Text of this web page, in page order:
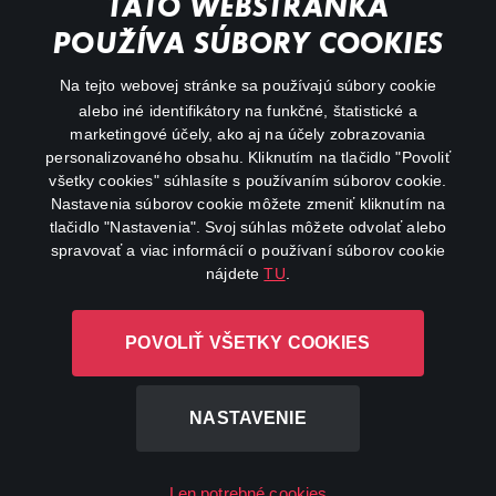
POUŽÍVA SÚBORY COOKIES
Na tejto webovej stránke sa používajú súbory cookie
alebo iné identifikátory na funkčné, štatistické a
marketingové účely, ako aj na účely zobrazovania
personalizovaného obsahu. Kliknutím na tlačidlo "Povoliť
všetky cookies" súhlasíte s používaním súborov cookie.
Nastavenia súborov cookie môžete zmeniť kliknutím na
tlačidlo "Nastavenia". Svoj súhlas môžete odvolať alebo
spravovať a viac informácií o používaní súborov cookie
nájdeteTU
POVOLIŤ VŠETKY COOKIES
NASTAVENIE
O aplikácii Canal+
Canal+ Luxembourg S. à r.l. so sídlom Rue Albert Borschette 4,